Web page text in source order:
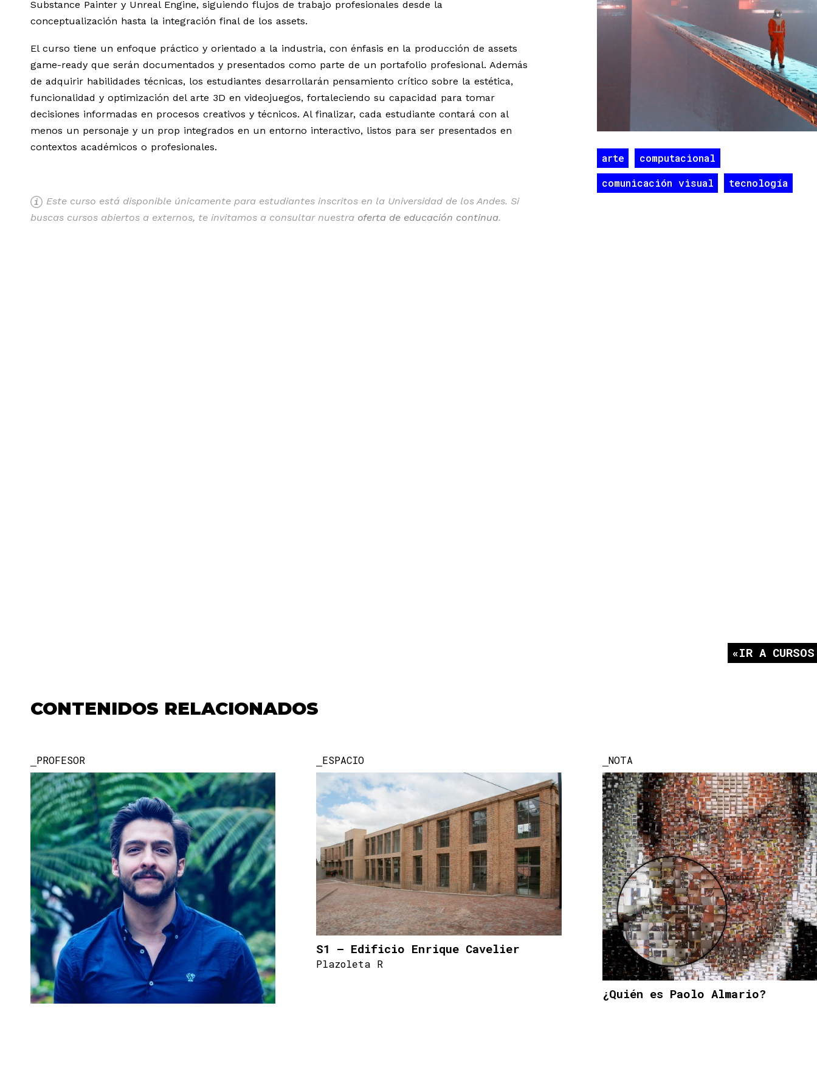
arte
computacional
comunicación visual
tecnología
Substance Painter y Unreal Engine, siguiendo flujos de trabajo profesionales desde la
conceptualización hasta la integración final de los assets.
El curso tiene un enfoque práctico y orientado a la industria, con énfasis en la producción de assets
game-ready que serán documentados y presentados como parte de un portafolio profesional. Además
de adquirir habilidades técnicas, los estudiantes desarrollarán pensamiento crítico sobre la estética,
funcionalidad y optimización del arte 3D en videojuegos, fortaleciendo su capacidad para tomar
decisiones informadas en procesos creativos y técnicos. Al finalizar, cada estudiante contará con al
menos un personaje y un prop integrados en un entorno interactivo, listos para ser presentados en
contextos académicos o profesionales.
Este curso está disponible únicamente para estudiantes inscritos en la Universidad de los Andes. Si
buscas cursos abiertos a externos, te invitamos a consultar nuestra oferta de educación continua.
IR A
CONTENIDOS RELACIONADOS
PROFESOR ESPACIO
S1 – Edificio Enrique Cavelier
Plazoleta R
NOTA
¿Quién es Paolo Almario?